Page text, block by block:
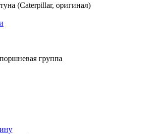
(Caterpillar, оригинал)
группа